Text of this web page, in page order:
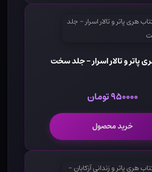
پاتر و تالار اسرار - جلد سخت
۹۵۰۰۰۰ تومان
خرید محصول